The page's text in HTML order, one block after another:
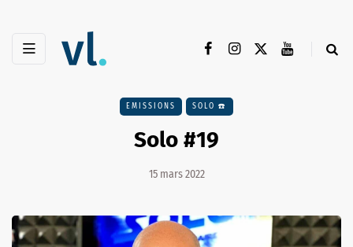
EMISSIONS SOLO ☎️
Solo #19
15 mars 2022